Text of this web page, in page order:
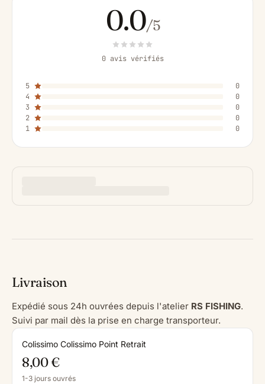
0.0/5
0 avis vérifiés
5
0
4
0
3
0
2
0
1
0
Livraison
Expédié sous 24h ouvrées depuis l'atelier RS FISHING.
Suivi par mail dès la prise en charge transporteur.
Colissimo Colissimo Point Retrait
8,00 €
1-3 jours ouvrés